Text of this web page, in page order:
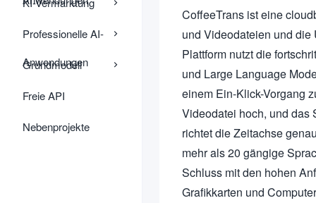
Professionelle AI-
Anwendungen
Grundmodell
Freie API
Nebenprojekte
CoffeeTrans ist eine
und Videodateien und
Plattform nutzt die
und Large Language
einem Ein-Klick-Vorgang
Videodatei hoch, und das
richtet die Zeitachse
mehr als 20 gängige
Schluss mit den hohen
Grafikkarten und